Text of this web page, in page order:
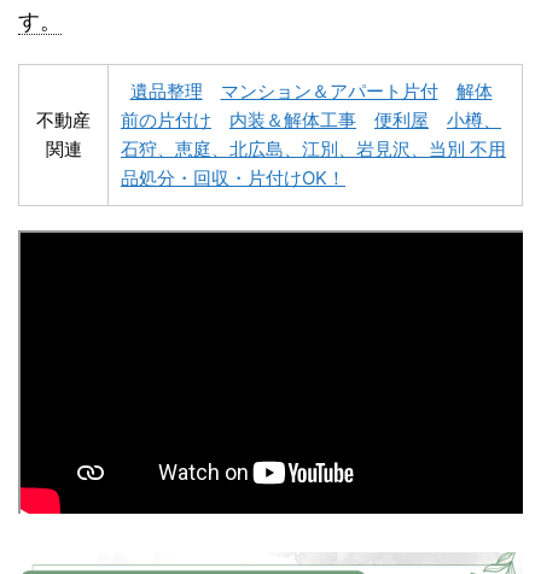
深川市不用品回収 夕張市不用品回収
す。
不動産
関連
遺品整理 マンション＆アパート片付
解体
前の片付け
内装＆解体工事 便利屋
小樽、
石狩、恵庭、北広島、江別、岩見沢、当別 不用
品処分・回収・片付けOK！